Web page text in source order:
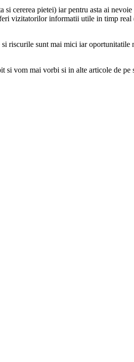
cererea pietei) iar pentru asta ai
vizitatorilor informatii utile in timp
sunt mai mici iar oportunitatile
si vom mai vorbi si in alte articole de pe